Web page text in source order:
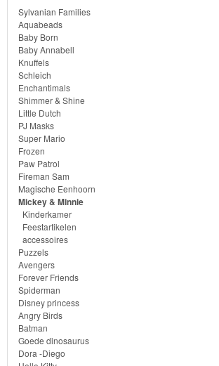
accessoires
Puzzels
Avengers
Forever
Friends
Spiderman
Disney
princess
Angry
Birds
Batman
Goede
Sylvanian Families
Aquabeads
Baby Born
Baby Annabell
Knuffels
Schleich
Enchantimals
Shimmer & Shine
Little Dutch
PJ Masks
Super Mario
Frozen
Paw Patrol
Fireman Sam
Magische Eenhoorn
Mickey & Minnie
Kinderkamer
Feestartikelen
accessoires
Puzzels
Avengers
Forever Friends
Spiderman
Disney princess
Angry Birds
Batman
Goede dinosaurus
Dora -Diego